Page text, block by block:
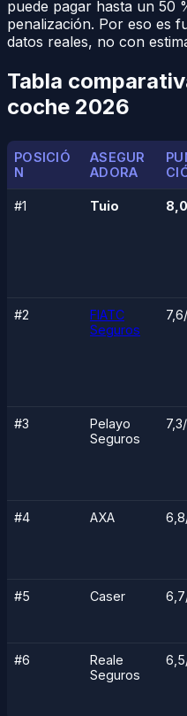
puede pagar hasta un 50
penalización. Por eso es
datos reales, no con
Tabla
coche 2026
POSICIÓ
N
ASEGUR
ADORA
#1 Tuio
#2
FIATC
Seguros
#3
Pelayo
Seguros
#4 AXA
#5 Caser
#6
Reale
Seguros